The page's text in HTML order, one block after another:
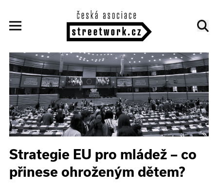
Strategie EU pro mládež – co
přinese ohroženým dětem?